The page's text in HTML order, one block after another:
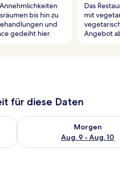
bis hin zu
und
gedeiht hier.
Das
mit
Angebot
für diese Daten
Nacht, Aug. 8 - Aug. 9.
Morgen
Aug. 9 - Aug. 10
Überprüfe die